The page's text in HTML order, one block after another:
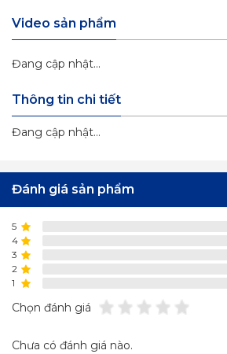
Video sản phẩm
Đang cập nhật...
Thông tin chi tiết
Đang cập nhật...
Đánh giá sản phẩm
5
4
3
2
1
Chọn đánh giá
Chưa có đánh giá nào.